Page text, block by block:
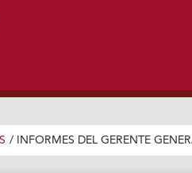
/ INFORMES DEL GERENTE